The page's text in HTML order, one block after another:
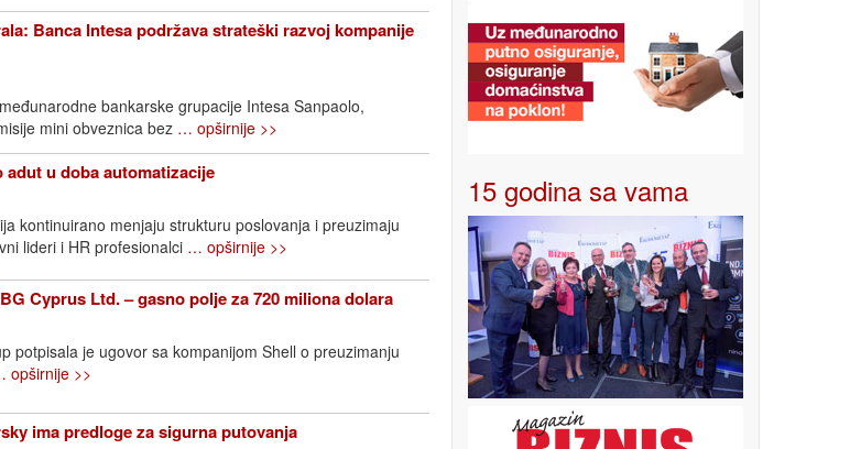
Banca Intesa podržava strateški razvoj kompanije
bankarske grupacije Intesa Sanpaolo,
mini obveznica bez … opširnije >>
u doba automatizacije
kontinuirano menjaju strukturu poslovanja i preuzimaju
lideri i HR profesionalci … opširnije >>
Cyprus Ltd. – gasno polje za 720 miliona dolara
potpisala je ugovor sa kompanijom Shell o preuzimanju
opširnije >>
ima predloge za sigurna putovanja
15 godina sa vama